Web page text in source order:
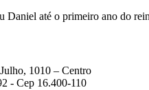
Daniel até o primeiro ano do
1010 – Centro
- Cep 16.400-110